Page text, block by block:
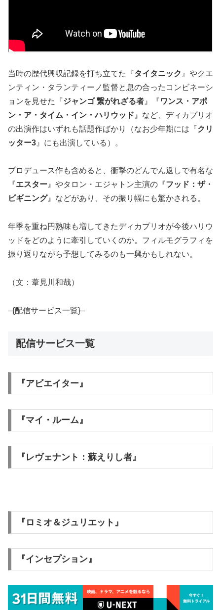
当時の歴代興収記録を打ち立てた『タイタニック 』やクエ
ンティン・タランティーノ監督と息の合ったコンビネーシ
ョンを見せた『ジャンゴ 繋がれざる者 』『ワンス・アポ
ン・ア・タイム・イン・ハリウッド 』など、ディカプリオ
の出演作はいずれも話題作ばかり（なお少年期には『クリ
ッター3 』にも出演している）。
プロデュース作も含めると、衝撃のどんでん返しで有名な
『エスター 』やタロン・エジャトン主演の『フッド：ザ・
ビギニング』などがあり、その振り幅にも驚かされる。
年季を重ね円熟味も増してきたディカプリオが今後ハリウ
ッドをどのように牽引していくのか。フィルモグラフィを
振り返りながら予想してみるのも一興かもしれない。
（文：葦見川和哉）
–{配信サービス一覧}–
配信サービス一覧
『アビエイター』
『マイ・ルーム』
『レヴェナント：蘇えりし者』
『ロミオ＆ジュリエット』
『インセプション』